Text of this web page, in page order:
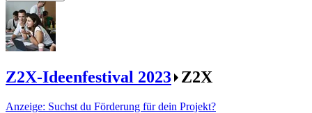
Z2X-Ideenfestival 2023 Z2X
Anzeige: Suchst du Förderung für dein Projekt?